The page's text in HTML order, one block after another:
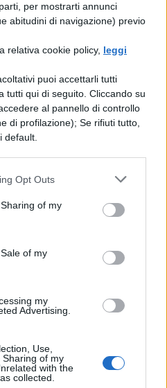
per mostrarti annunci
abitudini di navigazione) previo
relativa cookie policy, leggi
puoi accettarli tutti
tutti qui di seguito. Cliccando su
al pannello di controllo
di profilazione); Se rifiuti tutto,
default.
Opt Outs
of my
of my
my
Advertising.
Use,
of my
with the
collected.
fatto irruzione nella
conducete la donna?"
risposero: "La
la quale
della grande
fuori dalla
la massima cura;
Ma i servi
ricompensa per
la padrona, grata, li
gran parte del